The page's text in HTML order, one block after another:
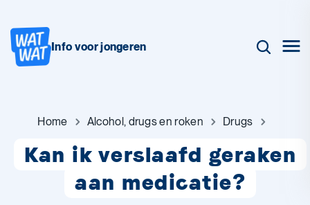
Info voor jongeren
Home Alcohol, drugs en roken Drugs
Kan ik verslaafd geraken
aan medicatie?